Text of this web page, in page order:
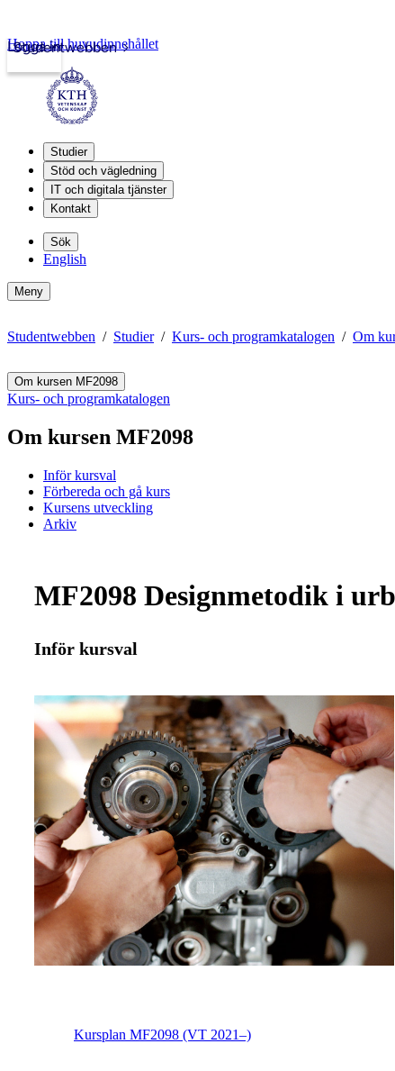
Studentwebben
Logga in
Hoppa till huvudinnehållet
Studier
Stöd och vägledning
IT och digitala tjänster
Kontakt
Sök
English
Meny
Studentwebben Studier Kurs- och programkatalogen Om
Om kursen MF2098
Kurs- och programkatalogen
Om kursen MF2098
Inför kursval
Förbereda och gå kurs
Kursens utveckling
Arkiv
MF2098 Designmetodik i
Inför kursval
Kursplan MF2098 (VT 2021–)